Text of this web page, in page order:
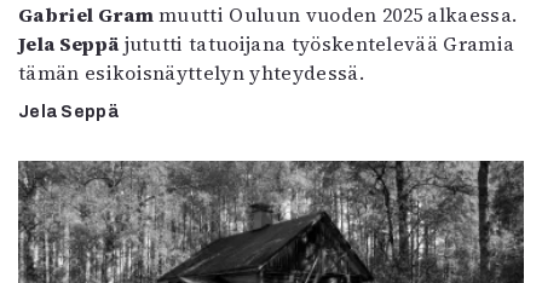
Gabriel Grammuutti Ouluun vuoden 2025 alkaessa.
Jela Seppä jututti tatuoijana työskentelevää Gramia
tämän esikoisnäyttelyn yhteydessä.
Jela Seppä